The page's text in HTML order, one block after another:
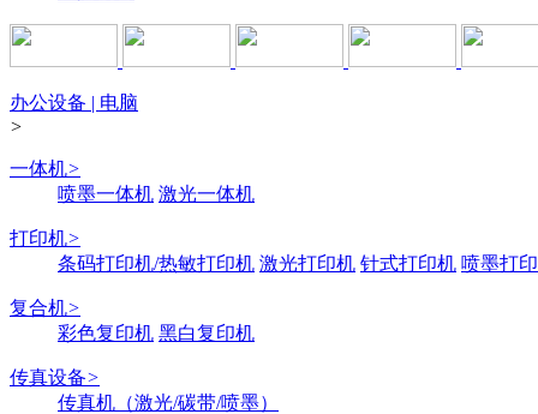
办公设备 | 电脑
>
一体机>
喷墨一体机 激光一体机
打印机>
条码打印机/热敏打印机 激光打印机 针式打印机 喷墨打
复合机>
彩色复印机 黑白复印机
传真设备>
传真机（激光/碳带/喷墨）